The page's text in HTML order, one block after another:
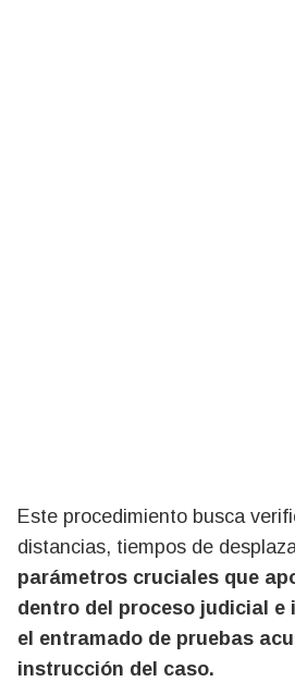
Este procedimiento busca
distancias, tiempos de
parámetros cruciales que
dentro del proceso judicial e
el entramado de pruebas
instrucción del caso.